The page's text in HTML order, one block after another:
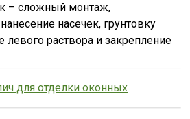
– сложный монтаж,
насечек, грунтовку
левого раствора и закрепление
для отделки оконных